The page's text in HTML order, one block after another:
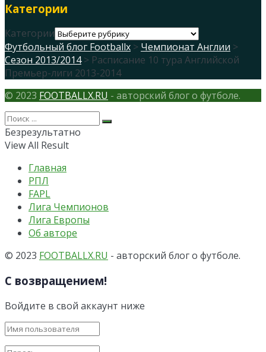
Категории
Категории
Футбольный блог Footballx > Чемпионат Англии >
Сезон 2013/2014> Расписание 10 тура Английской
Премьер-лиги 2013-2014
© 2023 FOOTBALLX.RU - авторский блог о футболе.
Безрезультатно
View All Result
Главная
РПЛ
FAPL
Лига Чемпионов
Лига Европы
Об авторе
© 2023 FOOTBALLX.RU - авторский блог о футболе.
С возвращением!
Войдите в свой аккаунт ниже